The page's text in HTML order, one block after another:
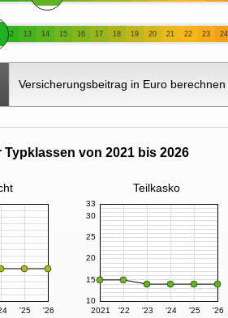
12 13 14 15 16 17 18 19 20 21 22 23 24
Versicherungsbeitrag in Euro berechnen
Typklassen von 2021 bis 2026
Teilkasko
'25 '26 2021 '22 '23 '24 '25 '26
10
15
20
25
30
33